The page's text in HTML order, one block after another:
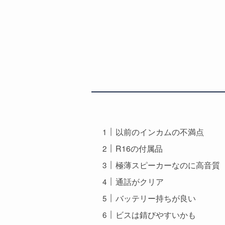
以前のインカムの不満点
R16の付属品
極薄スピーカーなのに高音質
通話がクリア
バッテリー持ちが良い
ビスは錆びやすいかも